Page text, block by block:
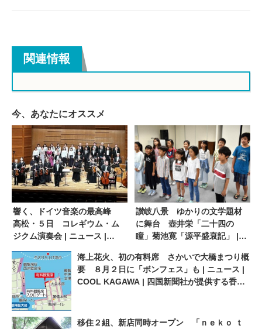
関連情報
今、あなたにオススメ
響く、ドイツ音楽の最高峰
高松・５日 コレギウム・ム
ジクム演奏会 | ニュース |
が提供する香川の観光情報サ
イト
讃岐八景 ゆかりの文学題材
に舞台 壺井栄「二十四の
瞳」菊池寛「源平盛衰記」 |
四国新聞社が提供する香川の
観光情報サイト
海上花火、初の有料席 さかいで大橋まつり概
要 ８月２日に「ボンフェス」も | ニュース |
COOL KAGAWA | 四国新聞社が提供する香川
移住２組、新店同時オープン 「ｎｅｋｏ ｔ